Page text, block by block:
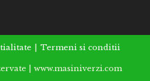
Termeni si conditii
| www.masiniverzi.com